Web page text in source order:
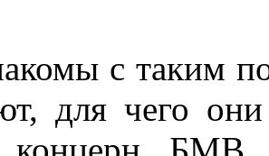
с таким
для чего